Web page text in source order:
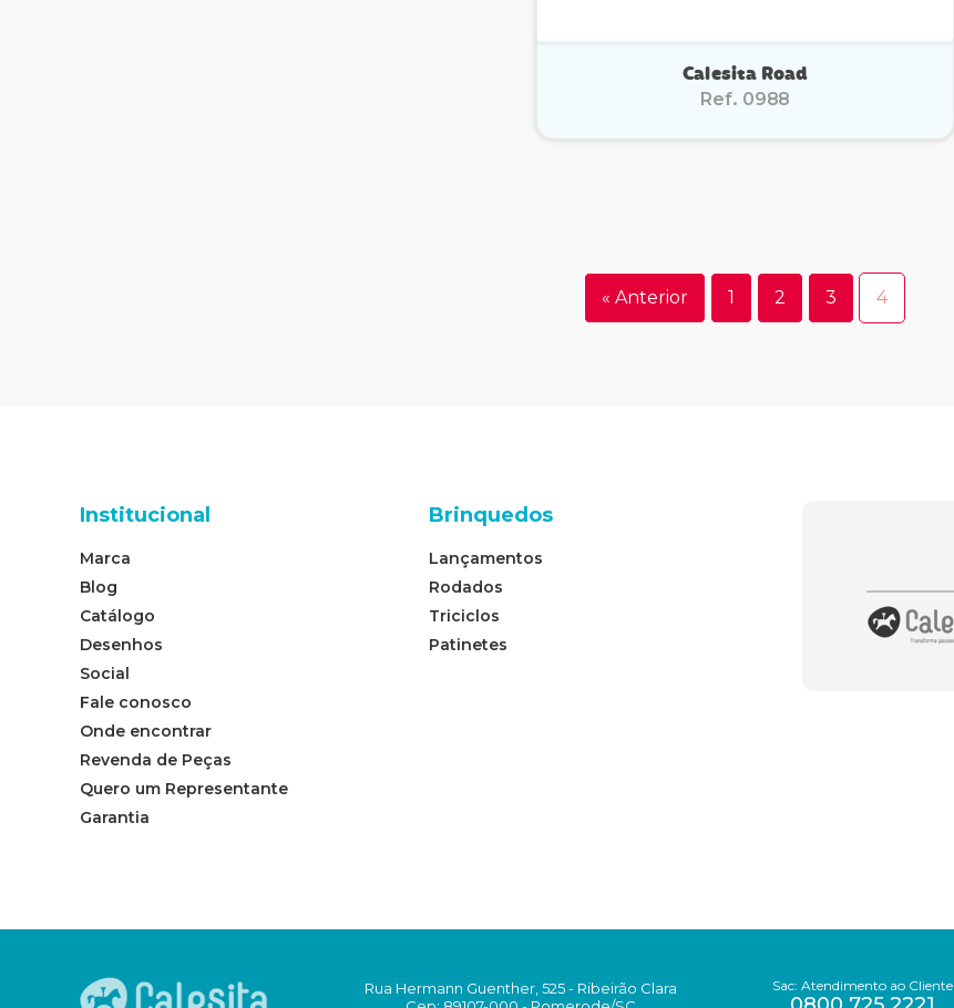
Calesita Road
Ref. 0988
« Anterior 1 2 3 4
Institucional
Marca
Blog
Catálogo
Desenhos
Social
Fale conosco
Onde encontrar
Revenda de Peças
Quero um Representante
Garantia
Brinquedos
Lançamentos
Rodados
Triciclos
Patinetes
Rua Hermann Guenther, 525 - Ribeirão Clara
Sac: Atendimento ao Cliente